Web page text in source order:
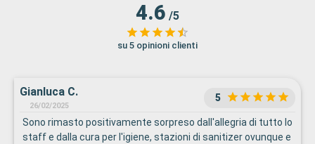
4.6 /5
su 5 opinioni clienti
Gianluca C.
26/02/2025
5
Sono rimasto positivamente sorpreso dall'allegria di tutto lo
staff e dalla cura per l'igiene, stazioni di sanitizer ovunque e